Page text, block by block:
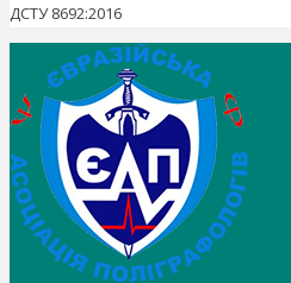
ДСТУ 8692:2016